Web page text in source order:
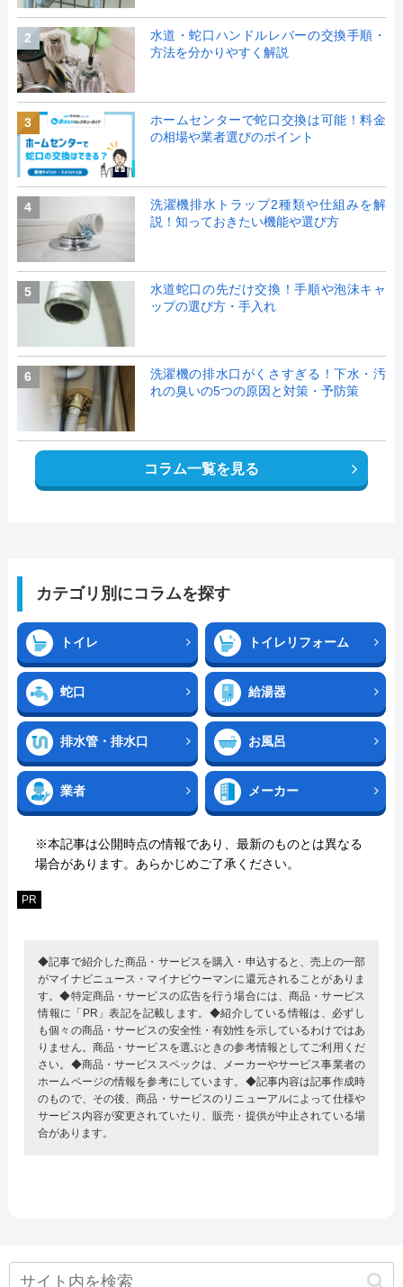
2
水道・蛇口ハンドルレバーの交換手順・
方法を分かりやすく解説
3
ホームセンターで蛇口交換は可能！料金
の相場や業者選びのポイント
4
洗濯機排水トラップ2種類や仕組みを解
説！知っておきたい機能や選び方
5
水道蛇口の先だけ交換！手順や泡沫キャ
ップの選び方・手入れ
6
洗濯機の排水口がくさすぎる！下水・汚
れの臭いの5つの原因と対策・予防策
コラム一覧を見る
カテゴリ別にコラムを探す
トイレ トイレリフォーム
蛇口 給湯器
排水管・排水口 お風呂
業者 メーカー
※本記事は公開時点の情報であり、最新のものとは異なる
場合があります。あらかじめご了承ください。
PR
◆記事で紹介した商品・サービスを購入・申込すると、売上の一部
がマイナビニュース・マイナビウーマンに還元されることがありま
す。◆特定商品・サービスの広告を行う場合には、商品・サービス
情報に「PR」表記を記載します。◆紹介している情報は、必ずし
も個々の商品・サービスの安全性・有効性を示しているわけではあ
りません。商品・サービスを選ぶときの参考情報としてご利用くだ
さい。◆商品・サービススペックは、メーカーやサービス事業者の
ホームページの情報を参考にしています。◆記事内容は記事作成時
のもので、その後、商品・サービスのリニューアルによって仕様や
サービス内容が変更されていたり、販売・提供が中止されている場
合があります。